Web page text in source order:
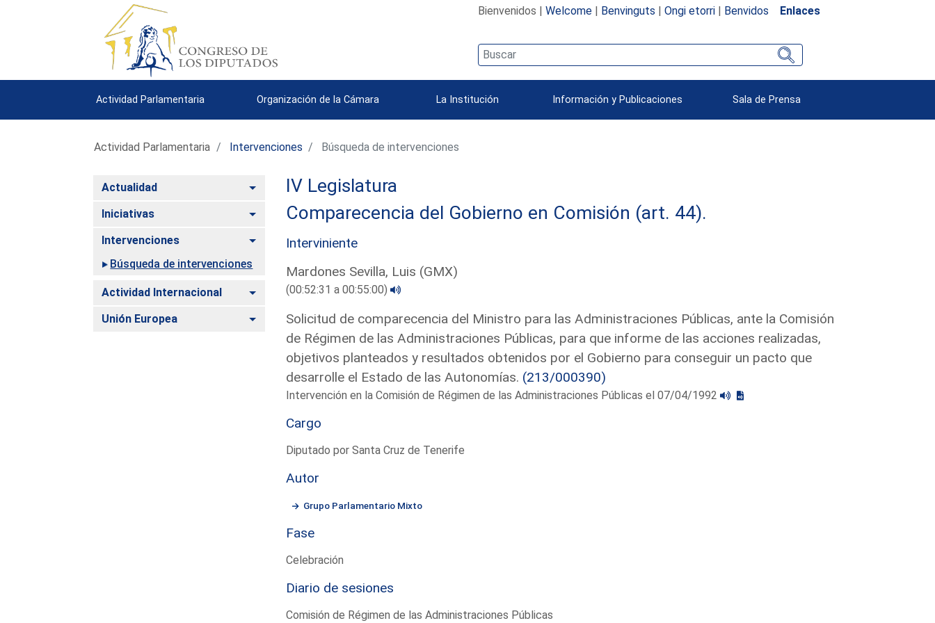
Bienvenidos | Welcome| Benvinguts | Ongi etorri| Benvidos Enlaces
Actividad Parlamentaria Organización de la Cámara La Institución Información y Publicaciones Sala de Prensa
Actividad Parlamentaria Intervenciones Búsqueda de intervenciones
Actualidad Alternar
Iniciativas Alternar
Intervenciones
Alternar
Búsqueda de intervenciones
Actividad Internacional Alternar
Unión Europea Alternar
IV Legislatura
Comparecencia del Gobierno en Comisión (art. 44).
Interviniente
Mardones Sevilla, Luis (GMX)
(00:52:31 a 00:55:00)
Solicitud de comparecencia del Ministro para las Administraciones Públicas, ante la Comisión
de Régimen de las Administraciones Públicas, para que informe de las acciones realizadas,
objetivos planteados y resultados obtenidos por el Gobierno para conseguir un pacto que
desarrolle el Estado de las Autonomías. (213/000390)
Intervención en la Comisión de Régimen de las Administraciones Públicas el 07/04/1992
Cargo
Diputado por Santa Cruz de Tenerife
Autor
Grupo Parlamentario Mixto
Fase
Celebración
Diario de sesiones
Comisión de Régimen de las Administraciones Públicas